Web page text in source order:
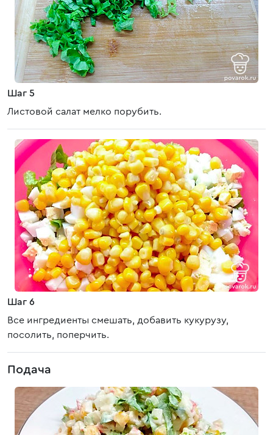
Шаг 5
Листовой салат мелко порубить.
Шаг 6
Все ингредиенты смешать, добавить кукурузу,
посолить, поперчить.
Подача